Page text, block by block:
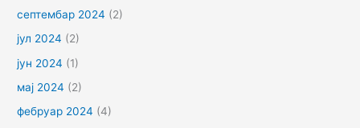
септембар 2024 (2)
јул 2024 (2)
јун 2024 (1)
мај 2024 (2)
фебруар 2024 (4)